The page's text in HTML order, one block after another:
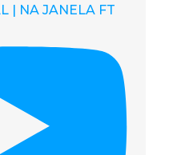
| NA JANELA FT